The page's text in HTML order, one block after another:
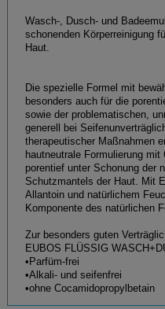
Wasch-, Dusch- und
schonenden Körperreinigung
Haut.
Die spezielle Formel mit
besonders auch für die
sowie der problematischen,
generell bei
therapeutischer Maßnahmen
hautneutrale Formulierung
porentief unter Schonung der
Schutzmantels der Haut. Mit
Allantoin und natürlichem
Komponente des natürlichen
Zur besonders guten
EUBOS FLÜSSIG
•Parfüm-frei
•Alkali- und seifenfrei
•ohne Cocamidopropylbetain